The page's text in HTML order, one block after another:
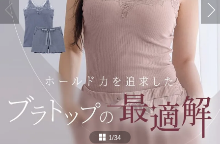
1/34